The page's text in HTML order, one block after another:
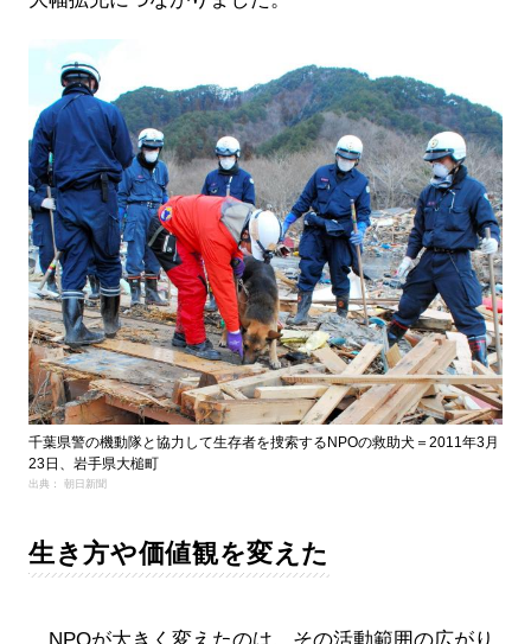
千葉県警の機動隊と協力して生存者を捜索するNPOの救助犬＝2011年3月
23日、岩手県大槌町
出典： 朝日新聞
生き方や価値観を変えた